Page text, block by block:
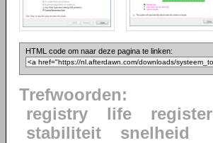
HTML code om naar deze pagina te linken:
Trefwoorden:
registry
life register
stabiliteit
snelheid